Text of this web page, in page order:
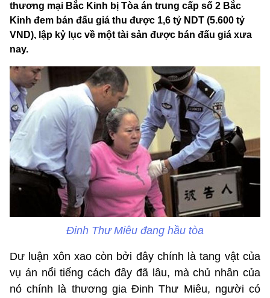
thương mại Bắc Kinh bị Tòa án trung cấp số 2 Bắc
Kinh đem bán đấu giá thu được 1,6 tỷ NDT (5.600 tỷ
VND), lập kỷ lục về một tài sản được bán đấu giá xưa
nay.
Đinh Thư Miêu đang hầu tòa
Dư luận xôn xao còn bởi đây chính là tang vật của
vụ án nổi tiếng cách đây đã lâu, mà chủ nhân của
nó chính là thương gia Đinh Thư Miêu, người có